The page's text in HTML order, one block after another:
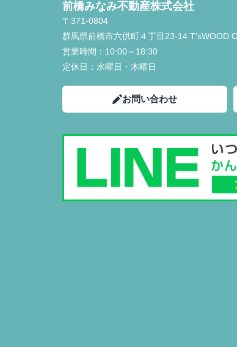
ました。本当にありがとうござい
前橋みなみ不動産株式会社
〒371-0804
群馬県前橋市六供町４丁目23‐14 T'sWOOD
営業時間： 10:00～18:30
定休日： 水曜日・木曜日
お問い合わせ